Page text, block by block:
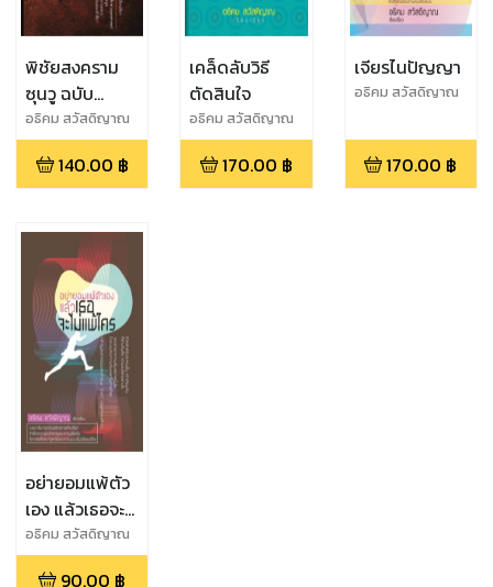
พิชัยสงคราม
ซุนวู ฉบับ
ประสานทฤษฎี
เข้ากับการ
ปฏิบัติ
อธิคม สวัสดิญาณ
เรียบเรียง
140.00 ฿
เคล็ดลับวิธี
ตัดสินใจ
อธิคม สวัสดิญาณ
เรียบเรียง
170.00 ฿
เจียรไนปัญญา
อธิคม สวัสดิญาณ
170.00 ฿
อย่ายอมแพ้ตัว
เอง แล้วเธอจะ
ไม่แพ้ใคร
อธิคม สวัสดิญาณ
เรียบเรียง
90.00 ฿